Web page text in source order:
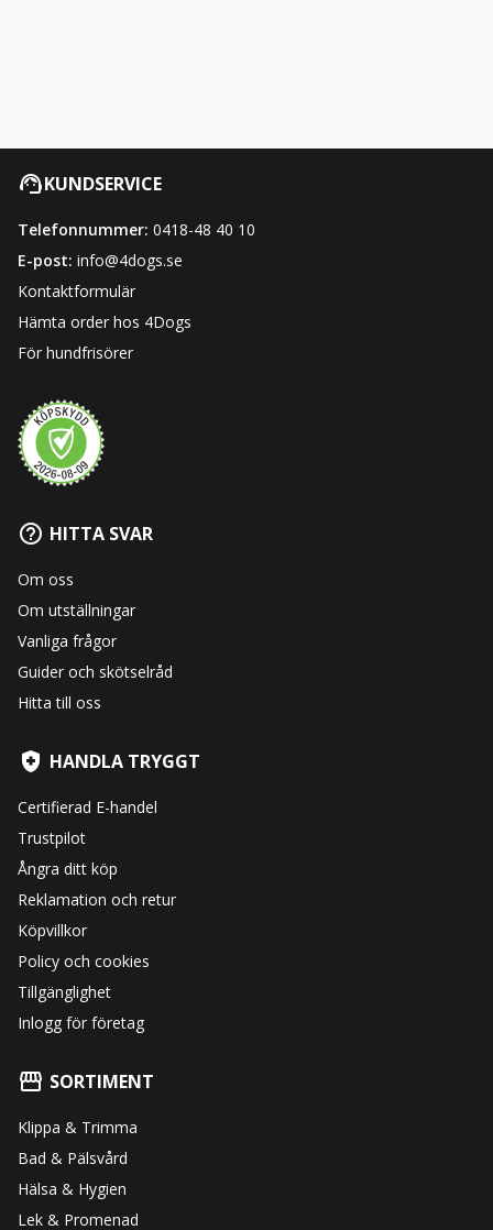
KUNDSERVICE
Telefonnummer: 0418-48 40 10
E-post: info@4dogs.se
Kontaktformulär
Hämta order hos 4Dogs
För hundfrisörer
HITTA SVAR
Om oss
Om utställningar
Vanliga frågor
Guider och skötselråd
Hitta till oss
HANDLA TRYGGT
Certifierad E-handel
Trustpilot
Ångra ditt köp
Reklamation och retur
Köpvillkor
Policy och cookies
Tillgänglighet
Inlogg för företag
SORTIMENT
Klippa & Trimma
Bad & Pälsvård
Hälsa & Hygien
Lek & Promenad